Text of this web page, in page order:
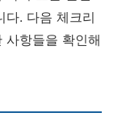
다. 다음 체크리
사항들을 확인해